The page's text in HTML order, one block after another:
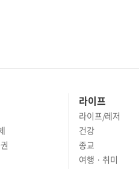
라이프
라이프/레저
건강
종교
여행 · 취미